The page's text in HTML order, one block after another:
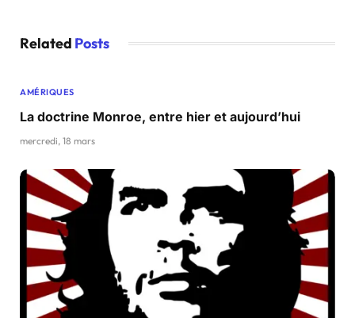
Related Posts
AMÉRIQUES
La doctrine Monroe, entre hier et aujourd’hui
mercredi, 18 mars